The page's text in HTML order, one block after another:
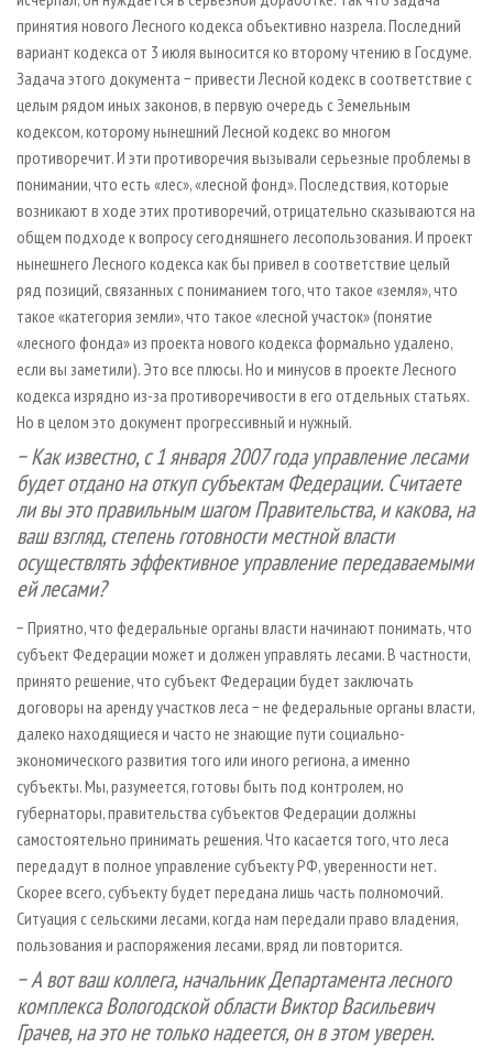
принятия нового Лесного кодекса объективно назрела. Последний
вариант кодекса от 3 июля выносится ко второму чтению в Госдуме.
Задача этого документа − привести Лесной кодекс в соответствие с
целым рядом иных законов, в первую очередь с Земельным
кодексом, которому нынешний Лесной кодекс во многом
противоречит. И эти противоречия вызывали серьезные проблемы в
понимании, что есть «лес», «лесной фонд». Последствия, которые
возникают в ходе этих противоречий, отрицательно сказываются на
общем подходе к вопросу сегодняшнего лесопользования. И проект
нынешнего Лесного кодекса как бы привел в соответствие целый
ряд позиций, связанных с пониманием того, что такое «земля», что
такое «категория земли», что такое «лесной участок» (понятие
«лесного фонда» из проекта нового кодекса формально удалено,
если вы заметили). Это все плюсы. Но и минусов в проекте Лесного
кодекса изрядно из-за противоречивости в его отдельных статьях.
Но в целом это документ прогрессивный и нужный.
− Как известно, с 1 января 2007 года управление лесами
будет отдано на откуп субъектам Федерации. Считаете
ли вы это правильным шагом Правительства, и какова, на
ваш взгляд, степень готовности местной власти
осуществлять эффективное управление передаваемыми
ей лесами?
− Приятно, что федеральные органы власти начинают понимать, что
субъект Федерации может и должен управлять лесами. В частности,
принято решение, что субъект Федерации будет заключать
договоры на аренду участков леса − не федеральные органы власти,
далеко находящиеся и часто не знающие пути социально-
экономического развития того или иного региона, а именно
субъекты. Мы, разумеется, готовы быть под контролем, но
губернаторы, правительства субъектов Федерации должны
самостоятельно принимать решения. Что касается того, что леса
передадут в полное управление субъекту РФ, уверенности нет.
Скорее всего, субъекту будет передана лишь часть полномочий.
Ситуация с сельскими лесами, когда нам передали право владения,
пользования и распоряжения лесами, вряд ли повторится.
− А вот ваш коллега, начальник Департамента лесного
комплекса Вологодской области Виктор Васильевич
Грачев, на это не только надеется, он в этом уверен.